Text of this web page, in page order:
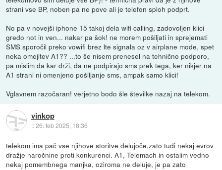
strani vse BP, noben pa ne pove ali je telefon sploh podprt.
No pa v novejši iphone 15 takoj dela wifi calling, zadovoljen klici
gredo not in ven... nakar pa šok! ne morem pošiljati in sprejemati
SMS sporočil preko vowifi brez lte signala oz v airplane mode, spet
neka omejitev A1?? ...to še nisem prenesel na tehnično podporo,
pa mislim da kar drži, da ne podpirajo sms prek tega, ker nikjer na
A1 strani ni omenjeno pošiljanje sms, ampak samo klici!
Vglavnem razočaran! verjetno bodo šle številke nazaj na telekom.
vinkop
::26. feb 2025, 18:36
telekom ima pač vse njihove storitve delujoče,zato tudi nekaj evrov
dražje naročnine proti konkurenci. A1, Telemach in ostalim vedno
nekaj pomembnega manjka, oziroma ne deluje, je pa zato